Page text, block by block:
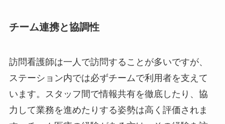
チーム連携と協調性
訪問看護師は一人で訪問することが多いですが、
ステーション内では必ずチームで利用者を支えて
います。スタッフ間で情報共有を徹底したり、協
力して業務を進めたりする姿勢は高く評価されま